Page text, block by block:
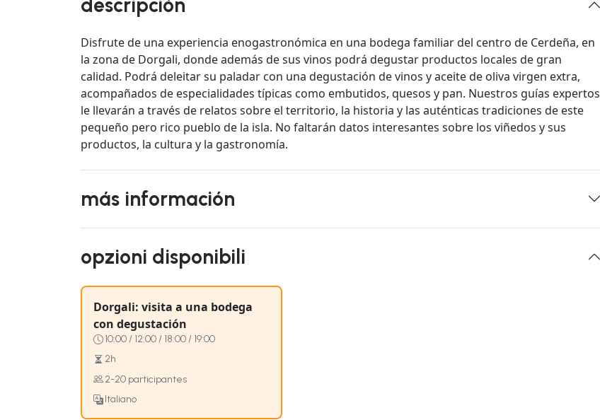
Disfrute de una experiencia enogastronómica en una bodega familiar del centro de Cerdeña, en
la zona de Dorgali, donde además de sus vinos podrá degustar productos locales de gran
calidad. Podrá deleitar su paladar con una degustación de vinos y aceite de oliva virgen extra,
acompañados de especialidades típicas como embutidos, quesos y pan. Nuestros guías expertos
le llevarán a través de relatos sobre el territorio, la historia y las auténticas tradiciones de este
pequeño pero rico pueblo de la isla. No faltarán datos interesantes sobre los viñedos y sus
productos, la cultura y la gastronomía.
más información
opzioni disponibili
Dorgali: visita a una bodega
con degustación
10:00 / 12:00 / 18:00 / 19:00
2h
2-20 participantes
Italiano